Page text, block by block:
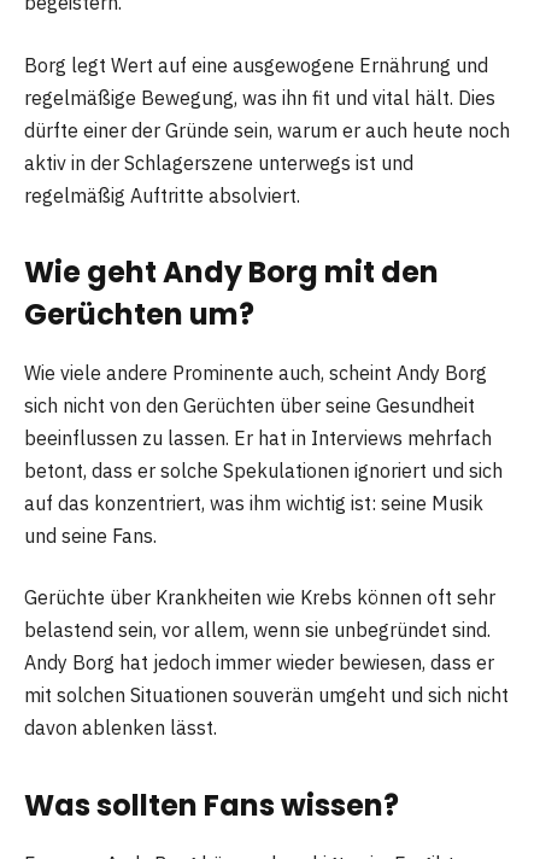
Borg legt Wert auf eine ausgewogene Ernährung und
regelmäßige Bewegung, was ihn fit und vital hält. Dies
dürfte einer der Gründe sein, warum er auch heute noch
aktiv in der Schlagerszene unterwegs ist und
regelmäßig Auftritte absolviert.
Wie geht Andy Borg mit den
Gerüchten um?
Wie viele andere Prominente auch, scheint Andy Borg
sich nicht von den Gerüchten über seine Gesundheit
beeinflussen zu lassen. Er hat in Interviews mehrfach
betont, dass er solche Spekulationen ignoriert und sich
auf das konzentriert, was ihm wichtig ist: seine Musik
und seine Fans.
Gerüchte über Krankheiten wie Krebs können oft sehr
belastend sein, vor allem, wenn sie unbegründet sind.
Andy Borg hat jedoch immer wieder bewiesen, dass er
mit solchen Situationen souverän umgeht und sich nicht
davon ablenken lässt.
Was sollten Fans wissen?